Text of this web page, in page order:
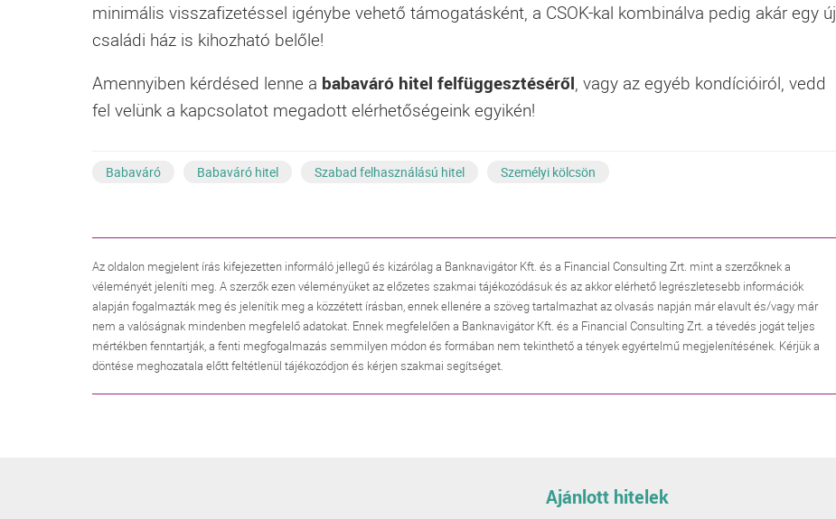
minimális visszafizetéssel igénybe vehető támogatásként, a CSOK-kal kombinálva pedig akár egy új
családi ház is kihozható belőle!
Amennyiben kérdésed lenne a babaváró hitel felfüggesztéséről, vagy az egyéb kondícióiról, vedd
fel velünk a kapcsolatot megadott elérhetőségeink egyikén!
Babaváró Babaváró hitel Szabad felhasználású hitel Személyi kölcsön
Az oldalon megjelent írás kifejezetten informáló jellegű és kizárólag a Banknavigátor Kft. és a Financial Consulting Zrt. mint a szerzőknek a
véleményét jeleníti meg. A szerzők ezen véleményüket az előzetes szakmai tájékozódásuk és az akkor elérhető legrészletesebb információk
alapján fogalmazták meg és jelenítik meg a közzétett írásban, ennek ellenére a szöveg tartalmazhat az olvasás napján már elavult és/vagy már
nem a valóságnak mindenben megfelelő adatokat. Ennek megfelelően a Banknavigátor Kft. és a Financial Consulting Zrt. a tévedés jogát teljes
mértékben fenntartják, a fenti megfogalmazás semmilyen módon és formában nem tekinthető a tények egyértelmű megjelenítésének. Kérjük a
döntése meghozatala előtt feltétlenül tájékozódjon és kérjen szakmai segítséget.
Ajánlott hitelek